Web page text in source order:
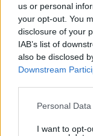
us or personal
your opt-out. You
disclosure of your
IAB’s list of
also be disclosed
Downstream
Please note that
not limited to your
Personal
I want to opt-
Thema